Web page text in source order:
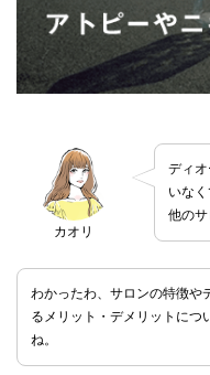
カオリ
ディ
いな
他の
わかったわ、サロンの特徴や
るメリット・デメリットにつ
ね。